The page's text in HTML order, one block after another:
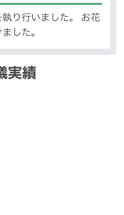
り行いました。 お花
した。
実績